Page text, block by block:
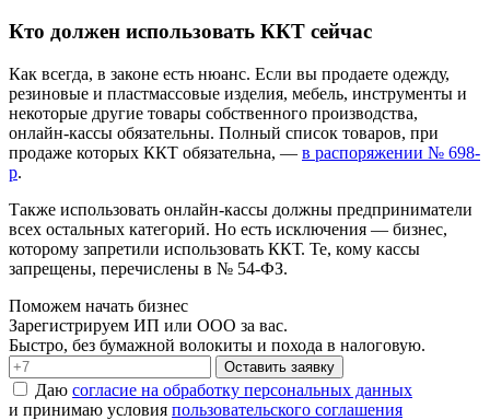
Кто должен использовать ККТ сейчас
Как всегда, в законе есть нюанс. Если вы продаете одежду,
резиновые и пластмассовые изделия, мебель, инструменты и
некоторые другие товары собственного производства,
онлайн-кассы обязательны. Полный список товаров, при
продаже которых ККТ обязательна, — в распоряжении № 698-
р.
Также использовать онлайн-кассы должны предприниматели
всех остальных категорий. Но есть исключения — бизнес,
которому запретили использовать ККТ. Те, кому кассы
запрещены, перечислены в № 54-ФЗ.
Поможем начать бизнес
Зарегистрируем ИП или ООО за вас.
Быстро, без бумажной волокиты и похода в налоговую.
Оставить заявку
Даю согласие на обработку персональных данных
и принимаю условия пользовательского соглашения